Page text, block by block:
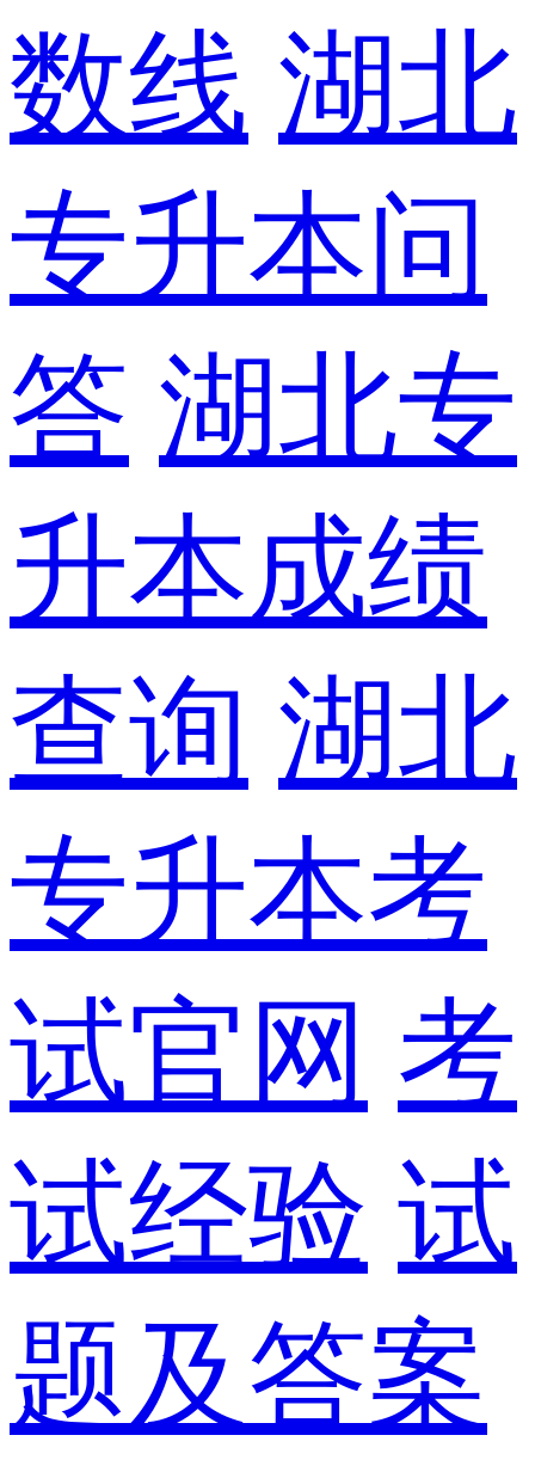
数线 湖北
专升本问
答 湖北专
升本成绩
查询 湖北
专升本考
试官网 考
试经验 试
题及答案